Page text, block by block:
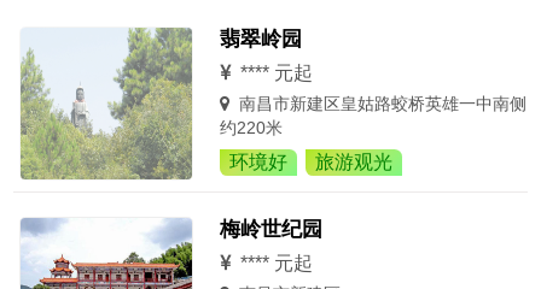
翡翠岭园
**** 元起
南昌市新建区皇姑路蛟桥英雄一中南侧
约220米
环境好 旅游观光
梅岭世纪园
**** 元起